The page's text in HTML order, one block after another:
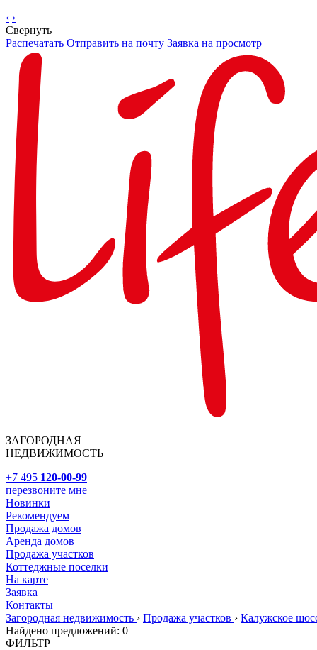
‹ ›
Свернуть
Распечатать Отправить на почту Заявка на просмотр
ЗАГОРОДНАЯ
НЕДВИЖИМОСТЬ
+7 495 120-00-99
перезвоните мне
Новинки
Рекомендуем
Продажа домов
Аренда домов
Продажа участков
Коттеджные поселки
На карте
Заявка
Контакты
Загородная недвижимость › Продажа участков › Калужское
Найдено предложений: 0
ФИЛЬТР